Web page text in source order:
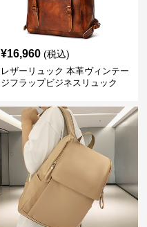
¥16,960 (税込)
レザーリュック 本革ヴィンテー
ジフラップビジネスリュック